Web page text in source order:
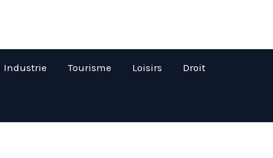
Industrie Tourisme Loisirs Droit